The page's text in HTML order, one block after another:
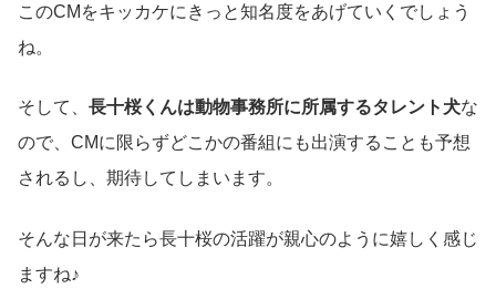
このCMをキッカケにきっと知名度をあげていくでしょう
ね。
そして、 長十桜くんは動物事務所に所属するタレント犬な
ので、CMに限らずどこかの番組にも出演することも予想
されるし、期待してしまいます。
そんな日が来たら長十桜の活躍が親心のように嬉しく感じ
ますね♪